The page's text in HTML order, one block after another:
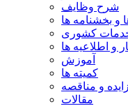
شرح وظایف
و بخشنامه ها
کشوری
و اطلاعیه ها
آموزش
کمیته ها
و مناقصه
مقالات